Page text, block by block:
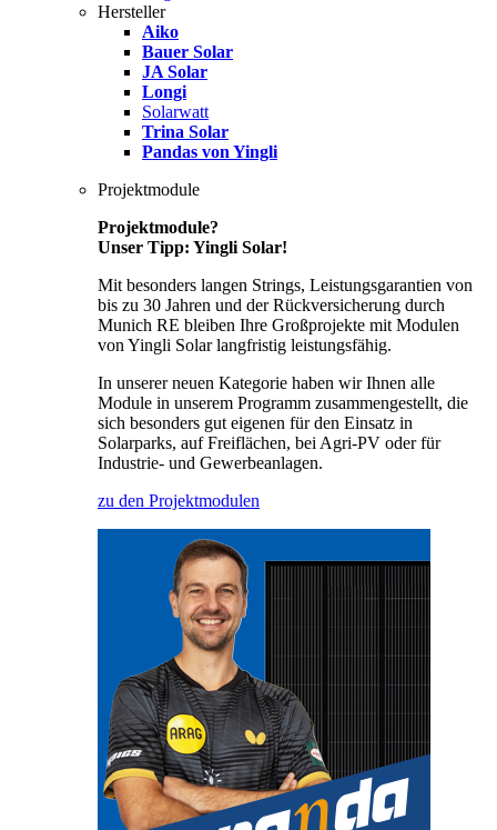
Hersteller
Aiko
Bauer Solar
JA Solar
Longi
Solarwatt
Trina Solar
Pandas von Yingli
Projektmodule
Projektmodule?
Unser Tipp: Yingli Solar!
Mit besonders langen Strings, Leistungsgarantien von
bis zu 30 Jahren und der Rückversicherung durch
Munich RE bleiben Ihre Großprojekte mit Modulen
von Yingli Solar langfristig leistungsfähig.
In unserer neuen Kategorie haben wir Ihnen alle
Module in unserem Programm zusammengestellt, die
sich besonders gut eigenen für den Einsatz in
Solarparks, auf Freiflächen, bei Agri-PV oder für
Industrie- und Gewerbeanlagen.
zu den Projektmodulen